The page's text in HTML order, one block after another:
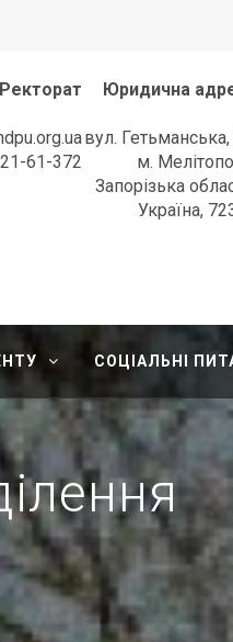
Ректорат
61-372
Юридична
вул. Гетьманська,
м.
Запорізька
Україна,
СОЦІАЛЬНІ